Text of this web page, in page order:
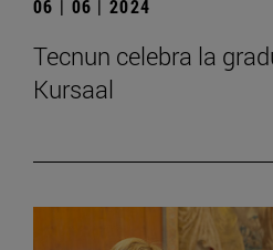
06 | 06 | 2024
Tecnun celebra la
Kursaal